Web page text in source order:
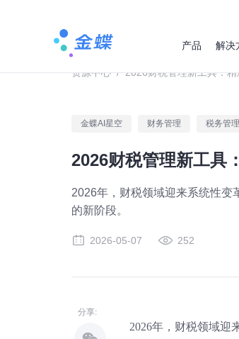
产品 解决
资源中心 / 2026财税管理新工具：
金蝶AI星空 财务管理 税务管理
2026财税管理新工具
2026年，财税领域迎来系统性变
的新阶段。
2026-05-07 252
分享:
2026年，财税领域迎